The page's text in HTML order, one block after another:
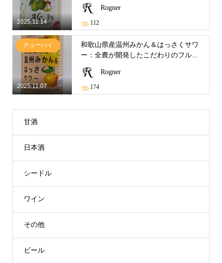
2025.11.14
Rogner
112
2025.11.07
チューハイ
和歌山県産温州みかん＆はっさくサワ
ー：全農が開発したこだわりのフル...
Rogner
174
甘酒
日本酒
シードル
ワイン
その他
ビール